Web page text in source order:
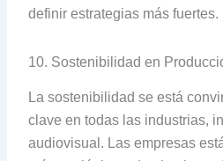
definir estrategias más fuertes.
10. Sostenibilidad en
La sostenibilidad se está
clave en todas las industrias,
audiovisual. Las empresas